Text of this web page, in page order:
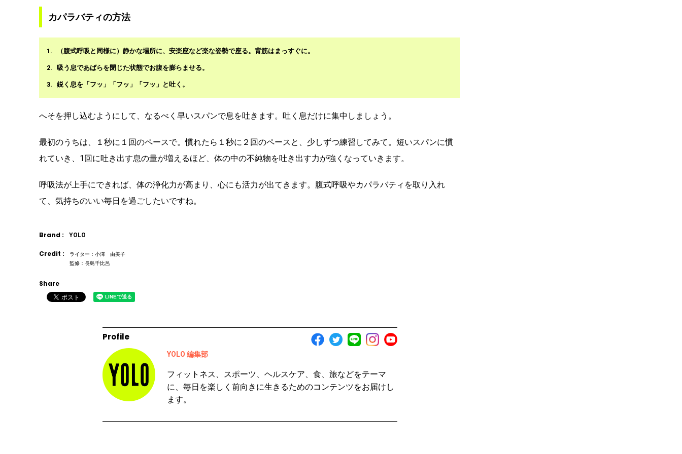
カパラバティの方法
（腹式呼吸と同様に）静かな場所に、安楽座など楽な姿勢で座る。背筋はまっすぐに。
吸う息であばらを閉じた状態でお腹を膨らませる。
鋭く息を「フッ」「フッ」「フッ」と吐く。
へそを押し込むようにして、なるべく早いスパンで息を吐きます。吐く息だけに集中しましょう。
最初のうちは、１秒に１回のペースで。慣れたら１秒に２回のペースと、少しずつ練習してみて。短いスパンに慣
れていき、1回に吐き出す息の量が増えるほど、体の中の不純物を吐き出す力が強くなっていきます。
呼吸法が上手にできれば、体の浄化力が高まり、心にも活力が出てきます。腹式呼吸やカパラバティを取り入れ
て、気持ちのいい毎日を過ごしたいですね。
Brand : YOLO
Credit :
ライター：小澤 由美子
監修：長島千比呂
Share
Profile
YOLO 編集部
フィットネス、スポーツ、ヘルスケア、食、旅などをテーマ
に、毎日を楽しく前向きに生きるためのコンテンツをお届けし
ます。